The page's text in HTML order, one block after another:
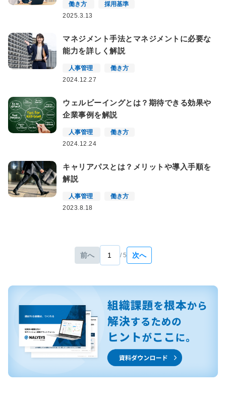
働き方
採用基準
2025.3.13
マネジメント手法とマネジメントに必要な
能力を詳しく解説
人事管理
働き方
2024.12.27
ウェルビーイングとは？期待できる効果や
企業事例を解説
人事管理
働き方
2024.12.24
キャリアパスとは？メリットや導入手順を
解説
人事管理
働き方
2023.8.18
前へ / 5 次へ